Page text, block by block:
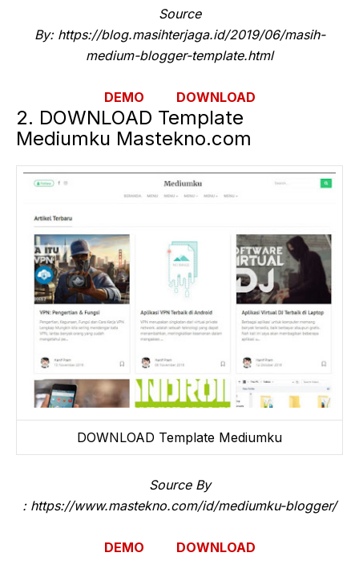
Source
By: https://blog.masihterjaga.id/2019/06/masih-
medium-blogger-template.html
DEMO DOWNLOAD
2. DOWNLOAD Template
Mediumku Mastekno.com
DOWNLOAD Template Mediumku
Source By
: https://www.mastekno.com/id/mediumku-blogger/
DEMO DOWNLOAD